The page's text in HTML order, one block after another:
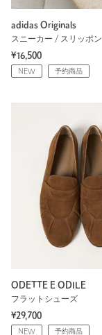
adidas Originals
スニーカー / スリッポン
¥16,500
NEW 予約商品
ODETTE E ODILE
フラットシューズ
¥29,700
NEW 予約商品